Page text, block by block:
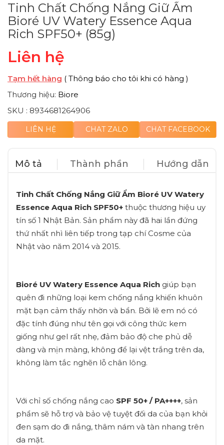
Tinh Chất Chống Nắng Giữ Ẩm
Bioré UV Watery Essence Aqua
Rich SPF50+ (85g)
Liên hệ
Tạm hết hàng ( Thông báo cho tôi khi có hàng )
Thương hiệu: Biore
SKU : 8934681264906
LIÊN HỆ CHAT ZALO CHAT FACEBOOK
Mô tả Thành phần Hướng dẫn
Tinh Chất Chống Nắng Giữ Ẩm Bioré UV Watery
Essence Aqua Rich SPF50+ thuộc thương hiệu uy
tín số 1 Nhật Bản. Sản phẩm này đã hai lần đứng
thứ nhất nhì liên tiếp trong tạp chí Cosme của
Nhật vào năm 2014 và 2015.
Bioré UV Watery Essence Aqua Rich giúp bạn
quên đi những loại kem chống nắng khiến khuôn
mặt bạn cảm thấy nhờn và bẩn. Bởi lẽ em nó có
đặc tính đúng như tên gọi với công thức kem
giống như gel rất nhẹ, đảm bảo độ che phủ dễ
dàng và mịn màng, không để lại vệt trắng trên da,
không làm tắc nghẽn lỗ chân lông.
Với chỉ số chống nắng cao SPF 50+ / PA++++, sản
phẩm sẽ hỗ trợ và bảo vệ tuyệt đối da của bạn khỏi
đen sạm do đi nắng, thâm nám và tàn nhang trên
da mặt.